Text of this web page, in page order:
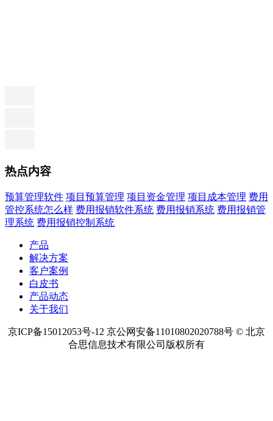
热点内容
预算管理软件 项目预算管理 项目资金管理
费用
管控系统怎么样 费用报销软件系统 费用报销系统 费用报销管
费用报销控制系统